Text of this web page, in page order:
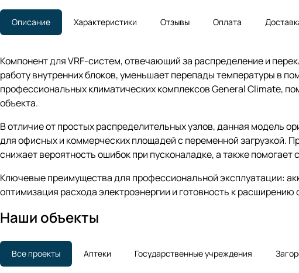
Описание Характеристики Отзывы Оплата
Компонент для VRF-систем, отвечающий за распределение и
работу внутренних блоков, уменьшает перепады температуры в
профессиональных климатических комплексов General Climate,
объекта.
В отличие от простых распределительных узлов, данная модель
для офисных и коммерческих площадей с переменной загрузкой.
снижает вероятность ошибок при пусконаладке, а также
Ключевые преимущества для профессиональной эксплуатации:
оптимизация расхода электроэнергии и готовность к
Наши объекты
Все проекты Аптеки Государственные учреждения